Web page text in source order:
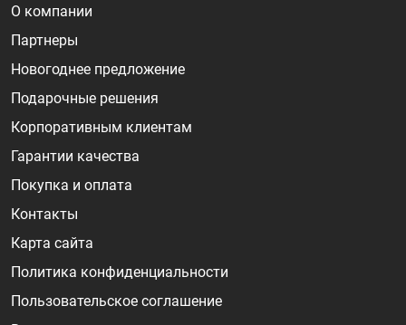
О компании
Партнеры
Новогоднее предложение
Подарочные решения
Корпоративным клиентам
Гарантии качества
Покупка и оплата
Контакты
Карта сайта
Политика конфиденциальности
Пользовательское соглашение